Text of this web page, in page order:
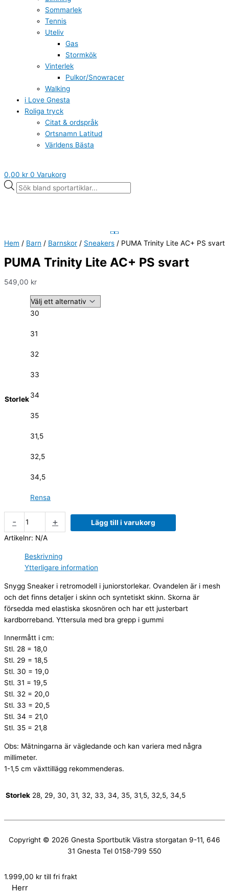
Sommarlek
Tennis
Uteliv
Gas
Stormkök
Vinterlek
Pulkor/Snowracer
Walking
i Love Gnesta
Roliga tryck
Citat & ordspråk
Ortsnamn Latitud
Världens Bästa
0,00 kr 0 Varukorg
Hem / Barn / Barnskor / Sneakers / PUMA Trinity Lite AC+ PS svart
PUMA Trinity Lite AC+ PS svart
549,00 kr
Storlek
30
31
32
33
34
35
31,5
32,5
34,5
Rensa
- +
Lägg till i varukorg
Artikelnr: N/A
Beskrivning
Ytterligare information
Snygg Sneaker i retromodell i juniorstorlekar. Ovandelen är i mesh
och det finns detaljer i skinn och syntetiskt skinn. Skorna är
försedda med elastiska skosnören och har ett justerbart
kardborreband. Yttersula med bra grepp i gummi
Innermått i cm:
Stl. 28 = 18,0
Stl. 29 = 18,5
Stl. 30 = 19,0
Stl. 31 = 19,5
Stl. 32 = 20,0
Stl. 33 = 20,5
Stl. 34 = 21,0
Stl. 35 = 21,8
Obs: Mätningarna är vägledande och kan variera med några
millimeter.
1-1,5 cm växttillägg rekommenderas.
Storlek 28, 29, 30, 31, 32, 33, 34, 35, 31,5, 32,5, 34,5
Copyright © 2026 Gnesta Sportbutik Västra storgatan 9-11, 646
31 Gnesta Tel 0158-799 550
1.999,00 kr till fri frakt
Herr